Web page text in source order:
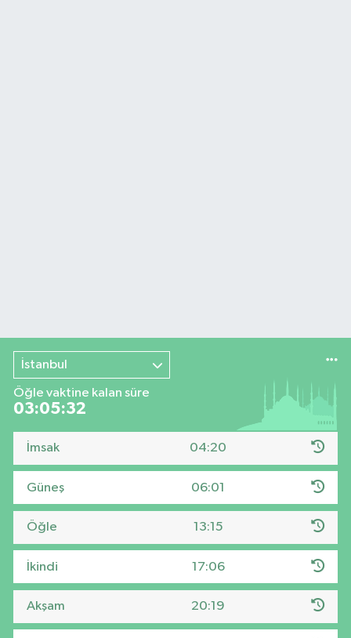
İstanbul
Öğle vaktine kalan süre
03:05:31
İmsak 04:20
Güneş 06:01
Öğle 13:15
İkindi 17:06
Akşam 20:19